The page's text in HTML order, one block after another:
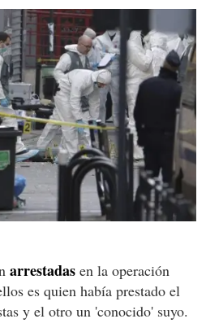
arrestadas en la operación
es quien había prestado el
y el otro un 'conocido' suyo.